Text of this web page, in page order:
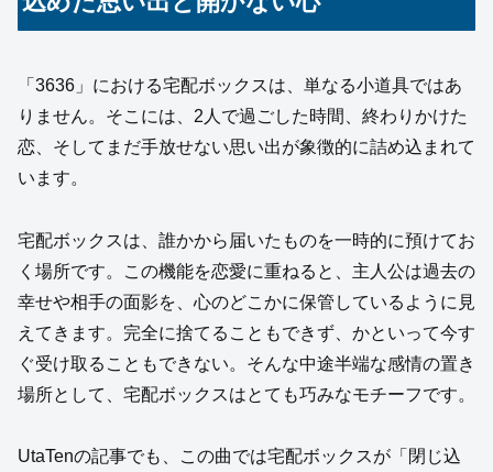
「3636」における宅配ボックスは、単なる小道具ではあ
りません。そこには、2人で過ごした時間、終わりかけた
恋、そしてまだ手放せない思い出が象徴的に詰め込まれて
います。
宅配ボックスは、誰かから届いたものを一時的に預けてお
く場所です。この機能を恋愛に重ねると、主人公は過去の
幸せや相手の面影を、心のどこかに保管しているように見
えてきます。完全に捨てることもできず、かといって今す
ぐ受け取ることもできない。そんな中途半端な感情の置き
場所として、宅配ボックスはとても巧みなモチーフです。
UtaTenの記事でも、この曲では宅配ボックスが「閉じ込